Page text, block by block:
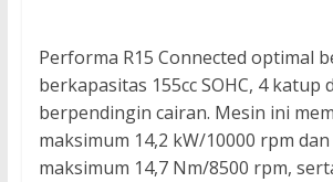
Performa R15 Connected optimal
berkapasitas 155cc SOHC, 4 katup
berpendingin cairan. Mesin ini
maksimum 14,2 kW/10000 rpm
maksimum 14,7 Nm/8500 rpm,